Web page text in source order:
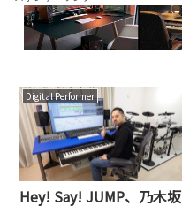
Digital Performer
Hey! Say! JUMP、乃木坂